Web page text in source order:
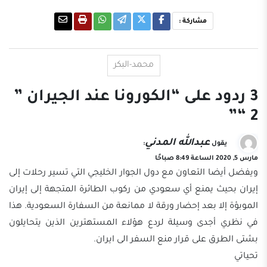
مشاركة :
محمد-البكر
3 ردود على “الكورونا عند الجيران ”
2 “”
يقول عبدالله المدني:
مارس 5, 2020 الساعة 8:49 صباحًا
ويفضل أيضا التعاون مع دول الجوار الخليجي التي تسير رحلات إلى
إيران بحيث يمنع أي سعودي من ركوب الطائرة المتجهة إلى إيران
الموبؤة إلا بعد إحضار ورقة لا ممانعة من السفارة السعودية. هذا
في نظري أجدى وسيلة لردع هؤلاء المستهترين الذين يتحايلون
بشتى الطرق على قرار منع السفر الى ايران.
تحياتي